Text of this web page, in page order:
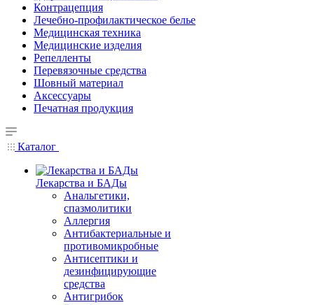
Контрацепция
Лечебно-профилактическое белье
Медицинская техника
Медицинские изделия
Репелленты
Перевязочные средства
Шовный материал
Аксессуары
Печатная продукция
Каталог
Лекарства и БАДы
Анальгетики,
спазмолитики
Аллергия
Антибактериальные и
противомикробные
Антисептики и
дезинфицирующие
средства
Антигрибок